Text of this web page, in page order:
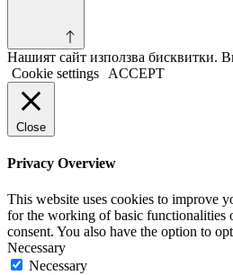
Нашият сайт използва бисквитки.
Cookie settings
ACCEPT
Close
Privacy Overview
This website uses cookies to improve
for the working of basic functionalities
consent. You also have the option to
Necessary
Necessary